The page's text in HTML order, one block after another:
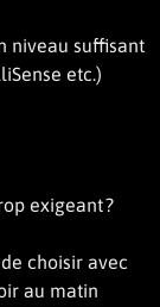
niveau suffisant
etc.)
exigeant ?
choisir avec
au matin